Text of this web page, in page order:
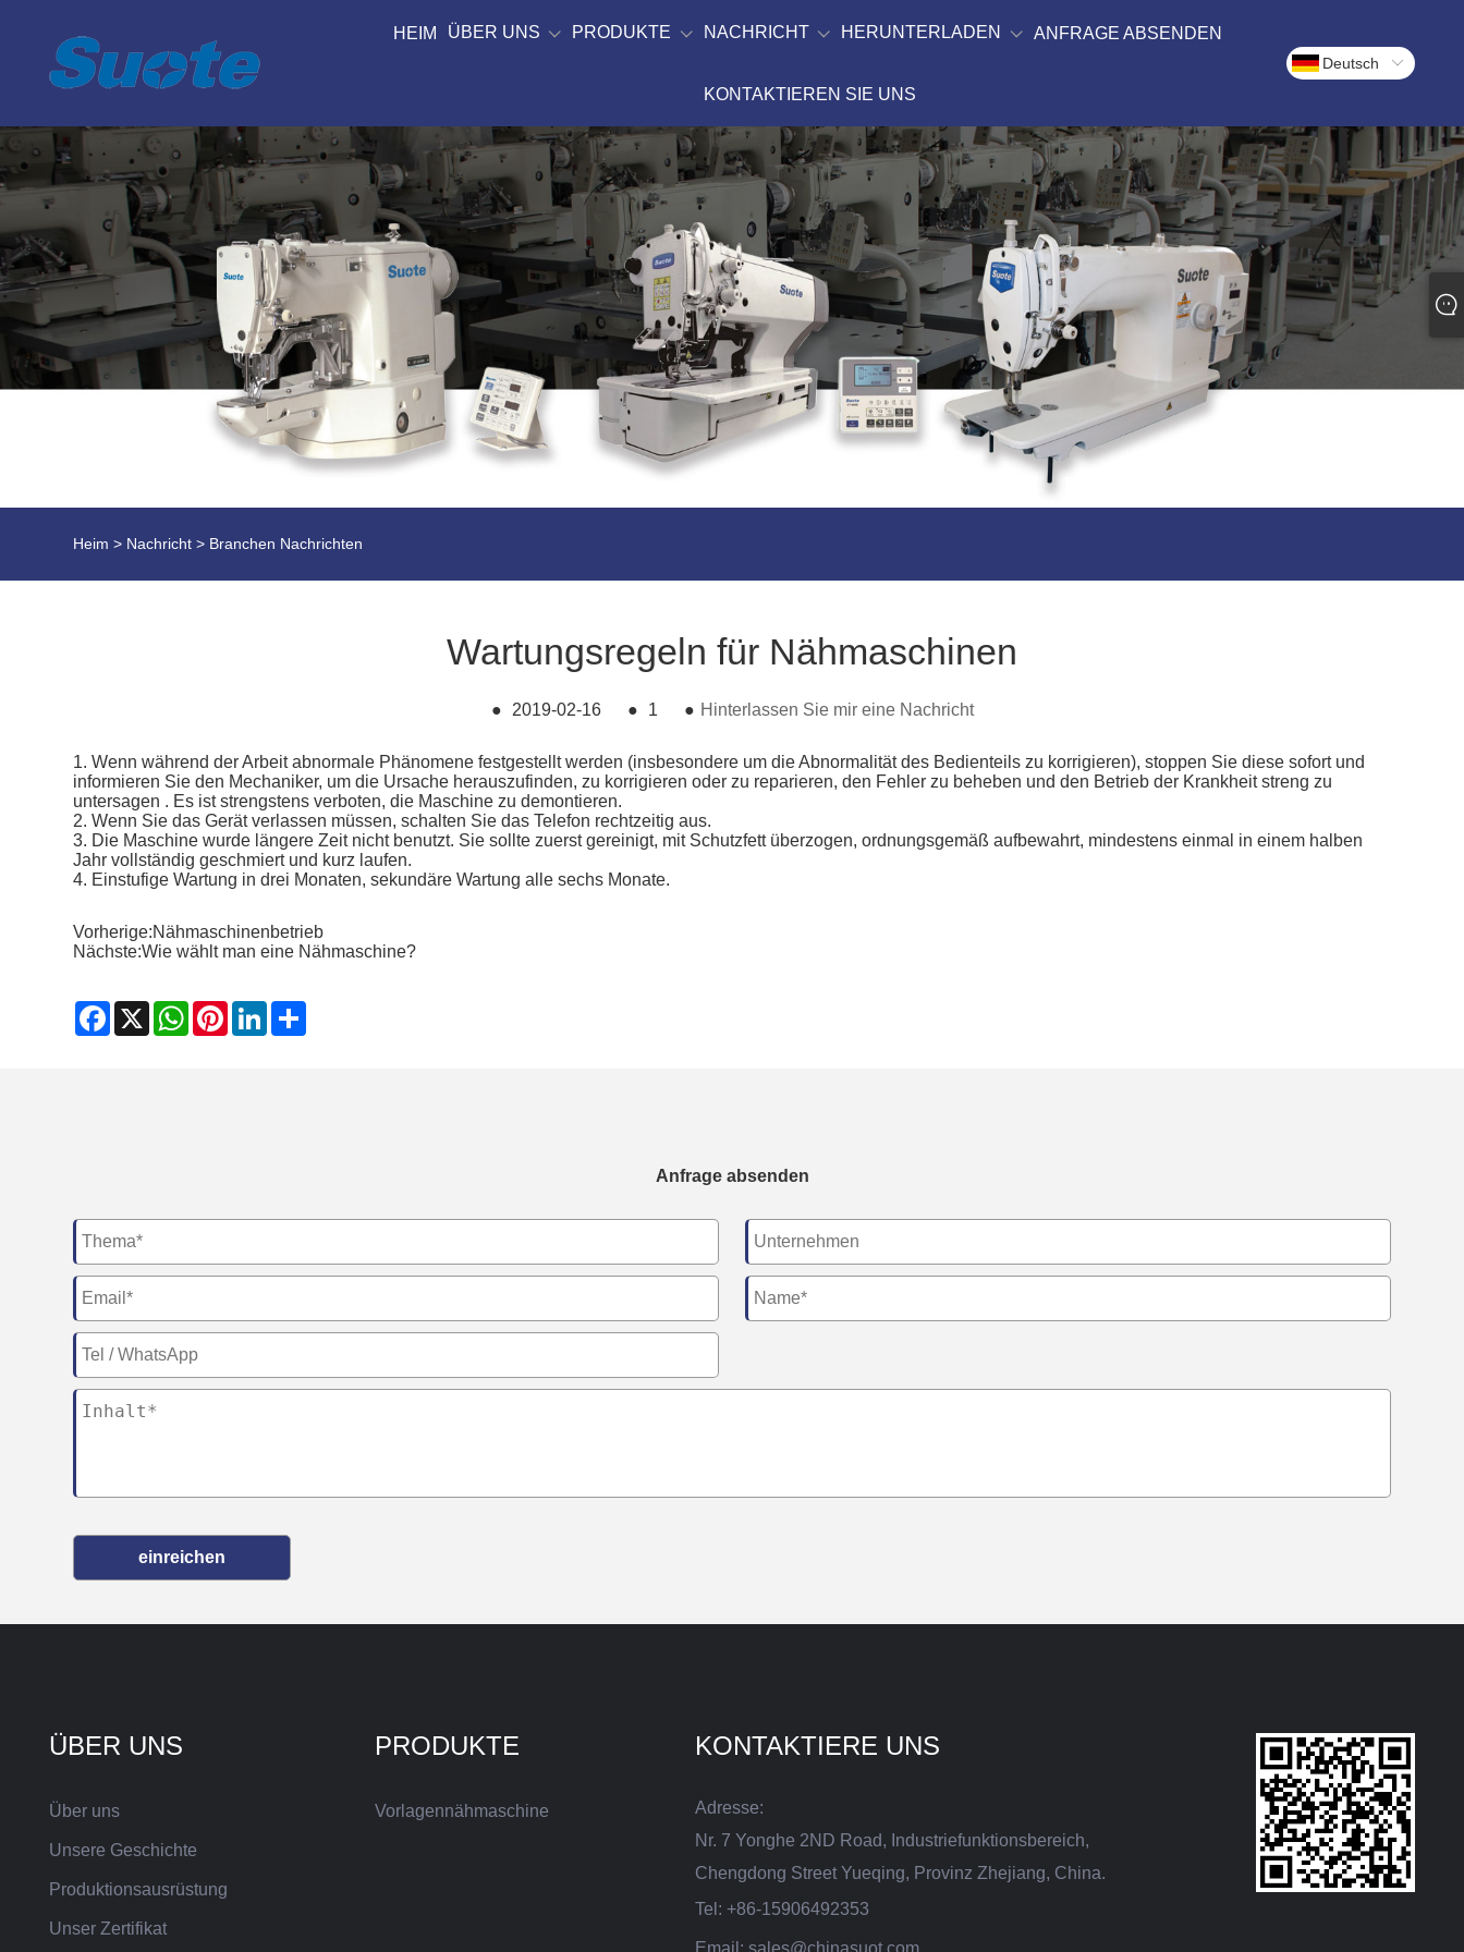
HEIM ÜBER UNS PRODUKTE NACHRICHT HERUNTERLADEN ANFRAGE ABSENDEN
KONTAKTIEREN SIE UNS
Deutsch
Heim > Nachricht > Branchen Nachrichten
Wartungsregeln für Nähmaschinen
● 2019-02-16 ● 1 ● Hinterlassen Sie mir eine Nachricht
1. Wenn während der Arbeit abnormale Phänomene festgestellt werden (insbesondere um die Abnormalität des Bedienteils zu korrigieren), stoppen Sie diese sofort und
informieren Sie den Mechaniker, um die Ursache herauszufinden, zu korrigieren oder zu reparieren, den Fehler zu beheben und den Betrieb der Krankheit streng zu
untersagen . Es ist strengstens verboten, die Maschine zu demontieren.
2. Wenn Sie das Gerät verlassen müssen, schalten Sie das Telefon rechtzeitig aus.
3. Die Maschine wurde längere Zeit nicht benutzt. Sie sollte zuerst gereinigt, mit Schutzfett überzogen, ordnungsgemäß aufbewahrt, mindestens einmal in einem halben
Jahr vollständig geschmiert und kurz laufen.
4. Einstufige Wartung in drei Monaten, sekundäre Wartung alle sechs Monate.
Vorherige:Nähmaschinenbetrieb
Nächste:Wie wählt man eine Nähmaschine?
Facebook
X WhatsApp
PinterestLinkedIn
Anfrage absenden
einreichen
ÜBER UNS
Über uns
Unsere Geschichte
Produktionsausrüstung
Unser Zertifikat
PRODUKTE
Vorlagennähmaschine
KONTAKTIERE UNS
Adresse:
Nr. 7 Yonghe 2ND Road, Industriefunktionsbereich,
Chengdong Street Yueqing, Provinz Zhejiang, China.
Tel: +86-15906492353